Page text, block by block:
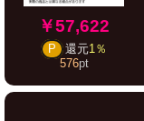
￥57,622
P 還元1％
576pt